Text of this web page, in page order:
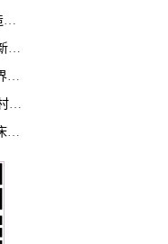
（乡村“头雁”）“头雁”破局，一颗火龙果如何造就沪上乡村特色产业化路径
AI观赛来了！这场移动通信行业盛会解锁视听新玩法
2026年世界移动通信大会：以移动智能勾勒无界普惠新愿景
（乡村“头雁”）三代腌一味 一颗雪菜背后的乡村致富经
虹桥健康科技产业创新中心亮相老博会：让临床“需求”定义银发经济新生态